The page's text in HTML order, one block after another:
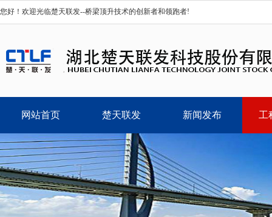
您好！欢迎光临楚天联发--桥梁顶升技术的创新者和领跑者!
网站首页 楚天联发 新闻发布 工